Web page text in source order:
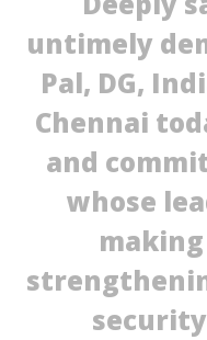
untimely
Pal, DG,
Chennai
and
whose